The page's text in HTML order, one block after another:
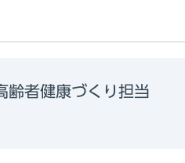
齢者健康づくり担当